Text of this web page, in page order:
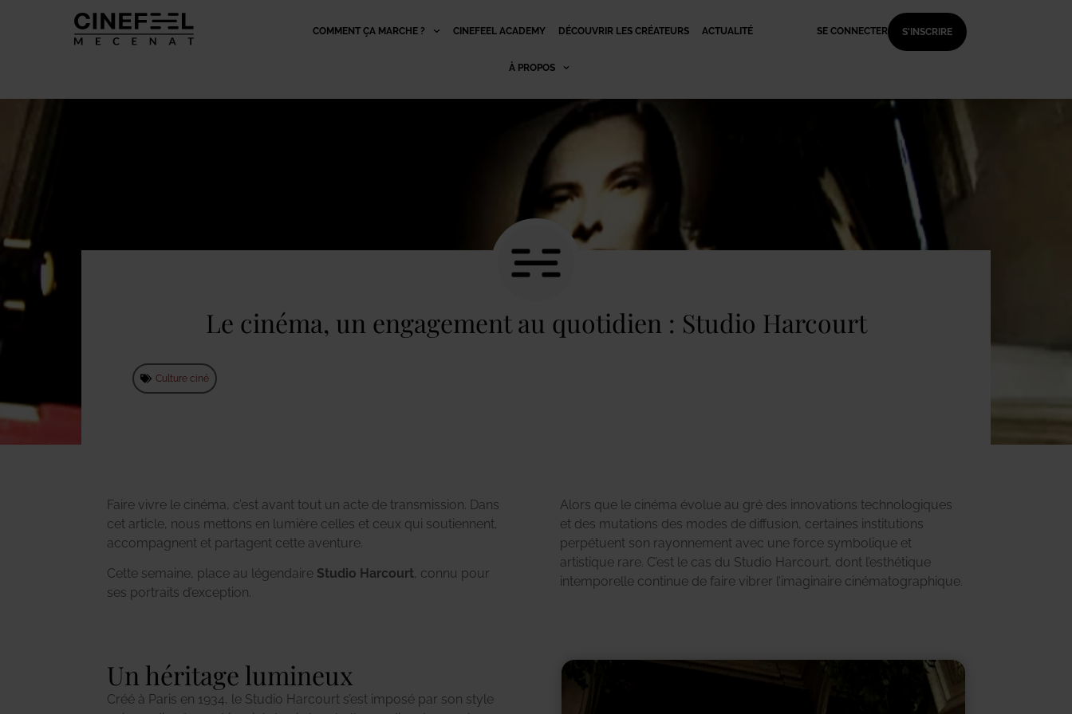
COMMENT ÇA MARCHE ? CINEFEEL ACADEMY DÉCOUVRIR LES CRÉATEURS ACTUALITÉ
À PROPOS
SE CONNECTER S'INSCRIRE
Le cinéma, un engagement au quotidien : Studio Harcourt
Culture ciné
Faire vivre le cinéma, c’est avant tout un acte de transmission. Dans
cet article, nous mettons en lumière celles et ceux qui soutiennent,
accompagnent et partagent cette aventure.
Cette semaine, place au légendaire Studio Harcourt, connu pour
ses portraits d’exception.
Alors que le cinéma évolue au gré des innovations technologiques
et des mutations des modes de diffusion, certaines institutions
perpétuent son rayonnement avec une force symbolique et
artistique rare. C’est le cas du Studio Harcourt, dont l’esthétique
intemporelle continue de faire vibrer l’imaginaire cinématographique.
Un héritage lumineux
Créé à Paris en 1934, le Studio Harcourt s’est imposé par son style